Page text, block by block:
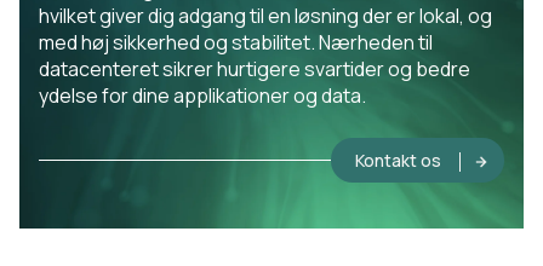
hvilket giver dig adgang til en løsning der er lokal, og
med høj sikkerhed og stabilitet. Nærheden til
datacenteret sikrer hurtigere svartider og bedre
ydelse for dine applikationer og data.
Kontakt os